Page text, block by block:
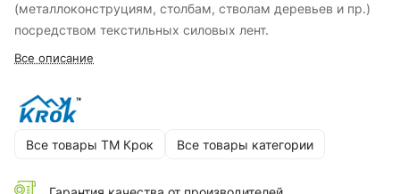
(металлоконструциям, столбам, стволам деревьев и пр.)
посредством текстильных силовых лент.
Все описание
Все товары ТМ Крок Все товары категории